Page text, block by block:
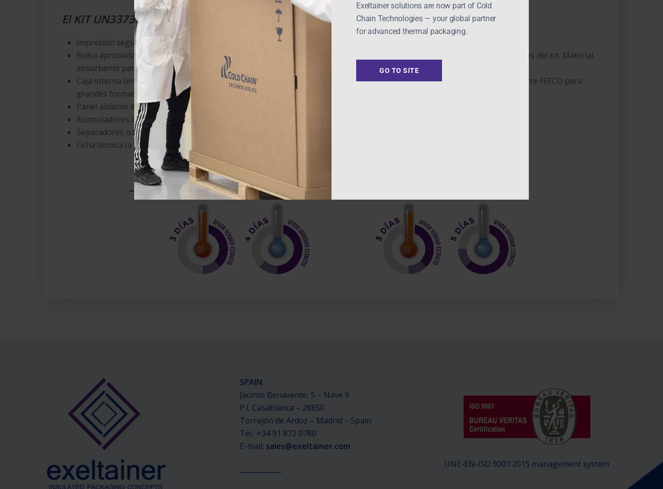
El KIT UN3373 incluye:
Impresión según UN-IP650 y ADR-IATA UN3373
Bolsa aprobada e impresa resistente a 95 Kpa de presión homologada por UN3373. Tamaño A3 o A4 según las dimensiones del kit. Material
absorbente para posibles roturas.
Caja interna (embalaje protector de microcartón corrugado. También disponible con bastidores para viales, tubos, etc. Cierre FEFCO para
grandes formatos).
Panel aislante de poliuretano inyectable de alta densidad (sin CFC y HCFC).
Acumuladores de frío o Trays.
Separadores isotérmicos (barrera térmica).
Ficha técnica (a petición del cliente).
SPAIN
Jacinto Benavente, 5 – Nave 9
P.I. Casablanca – 28850
Torrejón de Ardoz – Madrid – Spain
Tel.: +34 91 872 0780
E-mail: sales@exeltainer.com
UNE-EN-ISO 9001:2015 management system
Exeltainer solutions are now part of Cold
Chain Technologies — your global partner
for advanced thermal packaging.
GO TO SITE